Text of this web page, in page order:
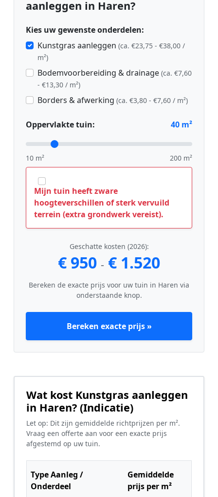
aanleggen in Haren?
Kies uw gewenste onderdelen:
Kunstgras aanleggen (ca. €23,75 - €38,00 /
m²)
Bodemvoorbereiding & drainage (ca. €7,60
- €13,30 / m²)
Borders & afwerking (ca. €3,80 - €7,60 / m²)
Oppervlakte tuin: 40 m²
10 m² 200 m²
Mijn tuin heeft zware
hoogteverschillen of sterk vervuild
terrein (extra grondwerk vereist).
Geschatte kosten (2026):
€ 950 - € 1.520
Bereken de exacte prijs voor uw tuin in Haren via
onderstaande knop.
Bereken exacte prijs »
Wat kost Kunstgras aanleggen
in Haren? (Indicatie)
Let op: Dit zijn gemiddelde richtprijzen per m².
Vraag een offerte aan voor een exacte prijs
afgestemd op uw tuin.
Type Aanleg /
Onderdeel
Gemiddelde
prijs per m²